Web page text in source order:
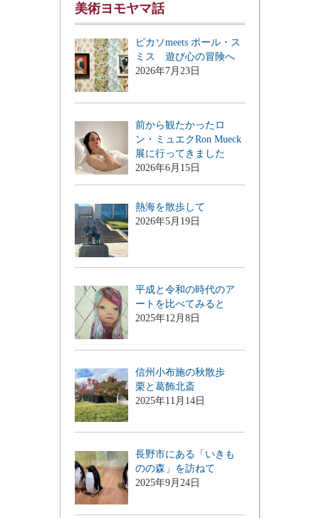
美術ヨモヤマ話
ピカソmeets ポール・ス
ミス 遊び心の冒険へ
2026年7月23日
前から観たかったロ
ン・ミュエクRon Mueck
展に行ってきました
2026年6月15日
熱海を散歩して
2026年5月19日
平成と令和の時代のア
ートを比べてみると
2025年12月8日
信州小布施の秋散歩
栗と葛飾北斎
2025年11月14日
長野市にある「いきも
のの森」を訪ねて
2025年9月24日